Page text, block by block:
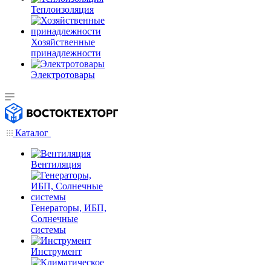
Теплоизоляция
Хозяйственные
принадлежности
Электротовары
Каталог
Вентиляция
Генераторы, ИБП,
Солнечные
системы
Инструмент